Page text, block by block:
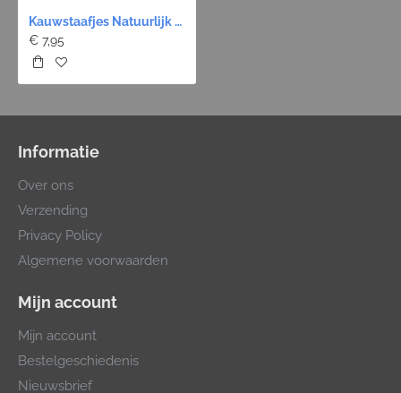
Kauwstaafjes Natuurlijk 12 cm Ø15mm - 10 stuks
€ 7,95
Informatie
Over ons
Verzending
Privacy Policy
Algemene voorwaarden
Mijn account
Mijn account
Bestelgeschiedenis
Nieuwsbrief